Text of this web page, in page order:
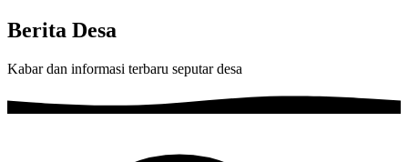
Berita Desa
Kabar dan informasi terbaru seputar desa